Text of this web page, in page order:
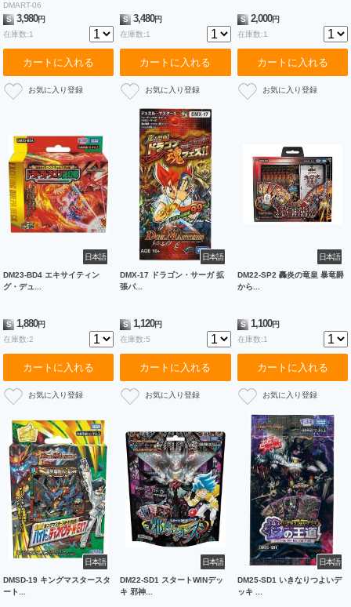
DMART-06
S
3,980円
在庫数:1
カートに入れる
S 3,480円
在庫数:1
カートに入れる
S 2,000円
在庫数:1
カートに入れる
日本語
DM23-BD4 エキサイティン
グ・デュ...
S 1,880円
在庫数:2
カートに入れる
日本語
DMX-17 ドラゴン・サーガ 拡
張パ...
S 1,120円
在庫数:5
カートに入れる
日本語
DM22-SP2 轟炎の竜皇 暴竜爵
から...
S 1,100円
在庫数:1
カートに入れる
日本語
DMSD-19 キングマスタースタ
ート...
日本語
DM22-SD1 スタートWINデッ
キ 邪神...
日本語
DM25-SD1 いきなりつよいデ
ッキ ...